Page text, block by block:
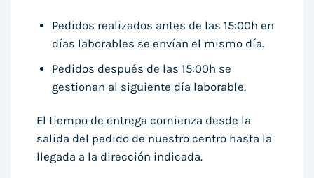
Pedidos realizados antes de las 15:00h en
días laborables se envían el mismo día.
Pedidos después de las 15:00h se
gestionan al siguiente día laborable.
El tiempo de entrega comienza desde la
salida del pedido de nuestro centro hasta la
llegada a la dirección indicada.